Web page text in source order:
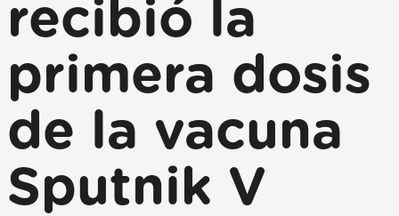
recibió la
primera dosis
de la vacuna
Sputnik V